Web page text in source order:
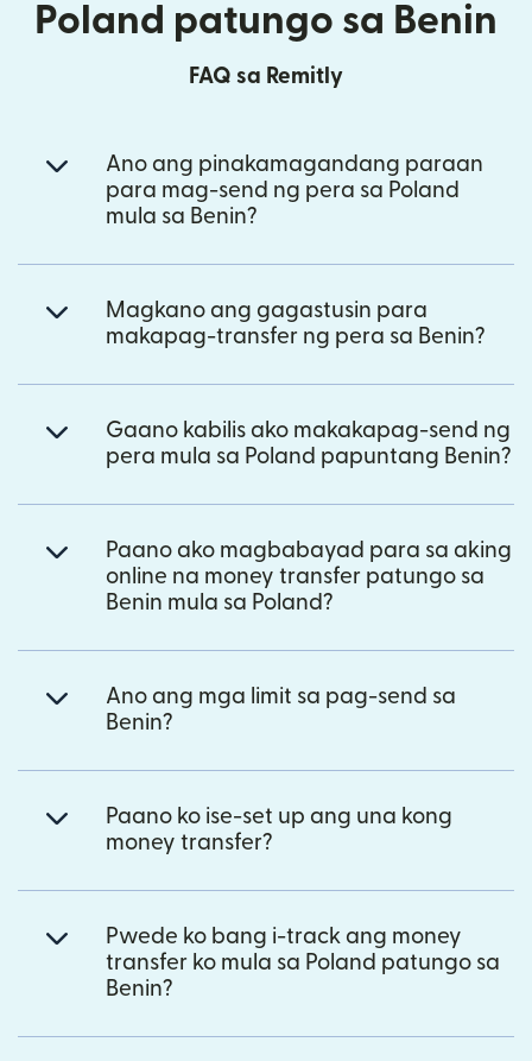
Poland patungo sa Benin
FAQ sa Remitly
Ano ang pinakamagandang paraan
para mag-send ng pera sa Poland
mula sa Benin?
Magkano ang gagastusin para
makapag-transfer ng pera sa Benin?
Gaano kabilis ako makakapag-send ng
pera mula sa Poland papuntang Benin?
Paano ako magbabayad para sa aking
online na money transfer patungo sa
Benin mula sa Poland?
Ano ang mga limit sa pag-send sa
Benin?
Paano ko ise-set up ang una kong
money transfer?
Pwede ko bang i-track ang money
transfer ko mula sa Poland patungo sa
Benin?